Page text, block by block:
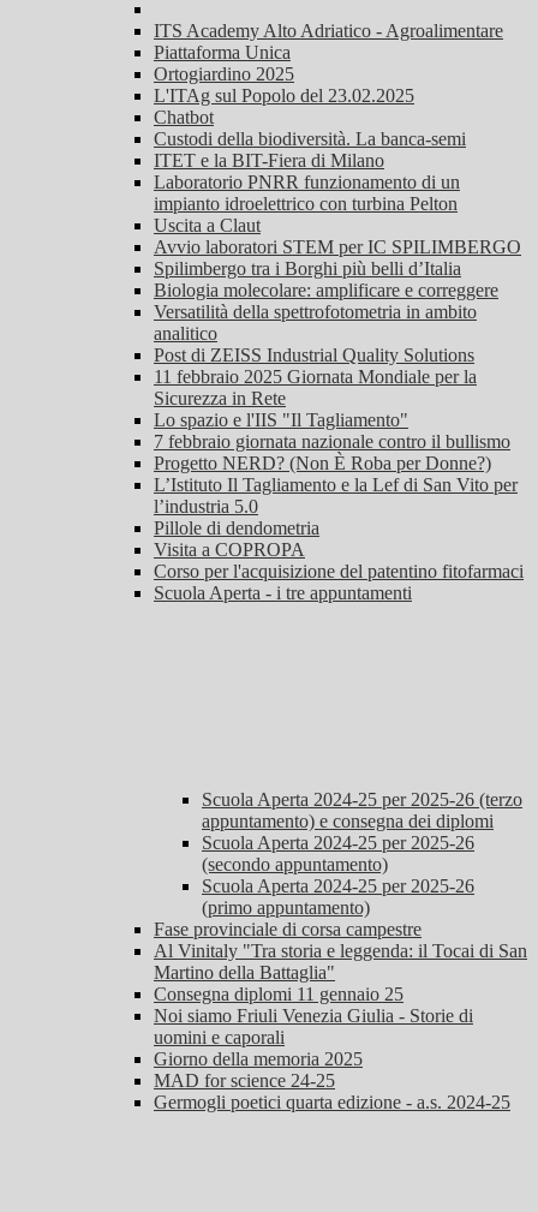
ITS Academy Alto Adriatico - Agroalimentare
Piattaforma Unica
Ortogiardino 2025
L'ITAg sul Popolo del 23.02.2025
Chatbot
Custodi della biodiversità. La banca-semi
ITET e la BIT-Fiera di Milano
Laboratorio PNRR funzionamento di un
impianto idroelettrico con turbina Pelton
Uscita a Claut
Avvio laboratori STEM per IC SPILIMBERGO
Spilimbergo tra i Borghi più belli d’Italia
Biologia molecolare: amplificare e correggere
Versatilità della spettrofotometria in ambito
analitico
Post di ZEISS Industrial Quality Solutions
11 febbraio 2025 Giornata Mondiale per la
Sicurezza in Rete
Lo spazio e l'IIS "Il Tagliamento"
7 febbraio giornata nazionale contro il bullismo
Progetto NERD? (Non È Roba per Donne?)
L’Istituto Il Tagliamento e la Lef di San Vito per
l’industria 5.0
Pillole di dendometria
Visita a COPROPA
Corso per l'acquisizione del patentino fitofarmaci
Scuola Aperta - i tre appuntamenti
Scuola Aperta 2024-25 per 2025-26 (terzo
appuntamento) e consegna dei diplomi
Scuola Aperta 2024-25 per 2025-26
(secondo appuntamento)
Scuola Aperta 2024-25 per 2025-26
(primo appuntamento)
Fase provinciale di corsa campestre
Al Vinitaly "Tra storia e leggenda: il Tocai di San
Martino della Battaglia"
Consegna diplomi 11 gennaio 25
Noi siamo Friuli Venezia Giulia - Storie di
uomini e caporali
Giorno della memoria 2025
MAD for science 24-25
Germogli poetici quarta edizione - a.s. 2024-25